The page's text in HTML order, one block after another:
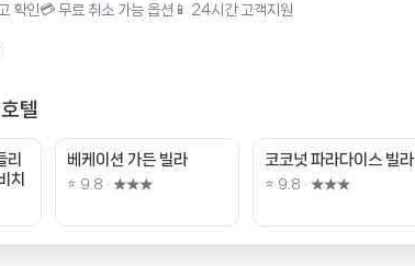
확인💳 무료 취소 가능 옵션 📱 24시간 고객지원
텔
리
치
베케이션 가든 빌라
⭐ 9.8 · ★★★
코코넛 파라다이스 빌라
⭐ 9.8 · ★★★